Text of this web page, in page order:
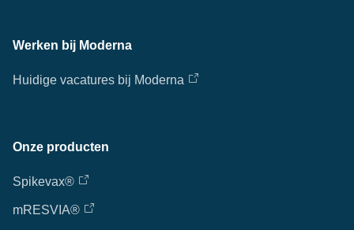
Werken bij Moderna
Huidige vacatures bij Moderna
Onze producten
Spikevax®
mRESVIA®